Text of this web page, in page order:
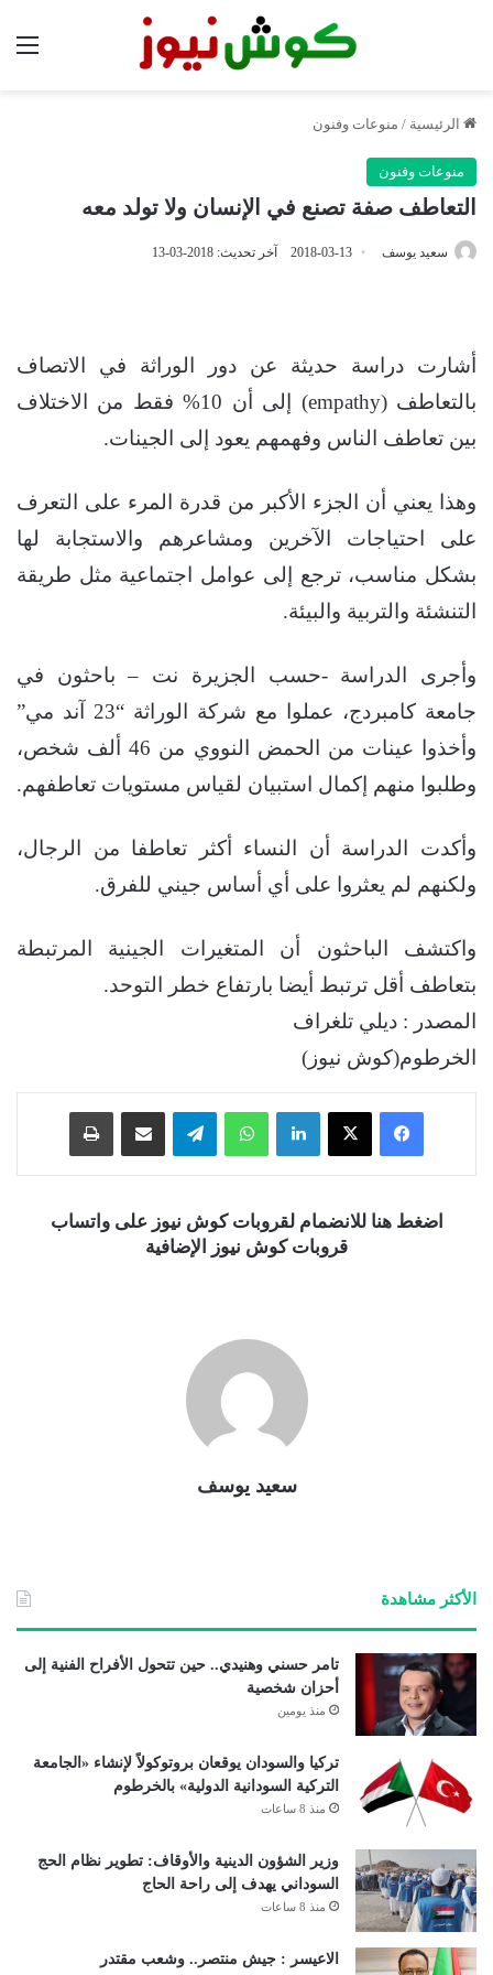
الرئيسية / منوعات وفنون
منوعات وفنون
التعاطف صفة تصنع في الإنسان ولا تولد معه
سعيد يوسف 2018-03-13 آخر تحديث: 2018-03-13
أشارت دراسة حديثة عن دور الوراثة في الاتصاف
بالتعاطف (empathy) إلى أن 10% فقط من الاختلاف
بين تعاطف الناس وفهمهم يعود إلى الجينات.
وهذا يعني أن الجزء الأكبر من قدرة المرء على التعرف
على احتياجات الآخرين ومشاعرهم والاستجابة لها
بشكل مناسب، ترجع إلى عوامل اجتماعية مثل طريقة
التنشئة والتربية والبيئة.
وأجرى الدراسة -حسب الجزيرة نت – باحثون في
جامعة كامبردج، عملوا مع شركة الوراثة “23 آند مي”
وأخذوا عينات من الحمض النووي من 46 ألف شخص،
وطلبوا منهم إكمال استبيان لقياس مستويات تعاطفهم.
وأكدت الدراسة أن النساء أكثر تعاطفا من الرجال،
ولكنهم لم يعثروا على أي أساس جيني للفرق.
واكتشف الباحثون أن المتغيرات الجينية المرتبطة
بتعاطف أقل ترتبط أيضا بارتفاع خطر التوحد.
المصدر : ديلي تلغراف
الخرطوم(كوش نيوز)
فيسبوك ‫X لينكدإن واتساب تيلقرام
اضغط هنا للانضمام لقروبات كوش نيوز على واتساب
قروبات كوش نيوز الإضافية
سعيد يوسف
الأكثر مشاهدة
تامر حسني وهنيدي.. حين تتحول الأفراح الفنية إلى
أحزان شخصية
منذ يومين
تركيا والسودان يوقعان بروتوكولاً لإنشاء «الجامعة
التركية السودانية الدولية» بالخرطوم
منذ 8 ساعات
وزير الشؤون الدينية والأوقاف: تطوير نظام الحج
السوداني يهدف إلى راحة الحاج
منذ 8 ساعات
الاعيسر : جيش منتصر.. وشعب مقتدر